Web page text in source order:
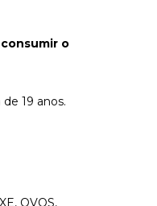
o
19 anos.
OVOS,